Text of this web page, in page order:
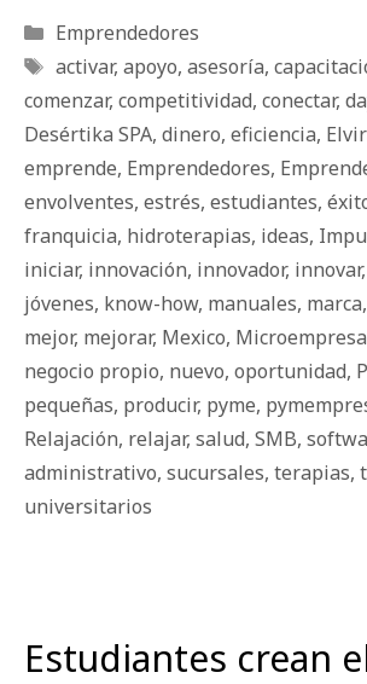
Categorías
Emprendedores
Etiquetas
activar, apoyo, asesoría,
comenzar, competitividad, conectar,
Desértika SPA, dinero, eficiencia,
emprende, Emprendedores,
envolventes, estrés, estudiantes,
franquicia, hidroterapias, ideas,
iniciar, innovación, innovador, innovar,
jóvenes, know-how, manuales, marca,
mejor, mejorar, Mexico,
negocio propio, nuevo, oportunidad,
pequeñas, producir, pyme,
Relajación, relajar, salud, SMB,
administrativo, sucursales, terapias,
universitarios
Estudiantes crean